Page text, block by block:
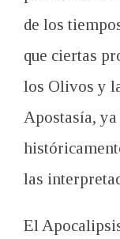
de los
que ciertas
los Olivos y
Apostasía,
las
El